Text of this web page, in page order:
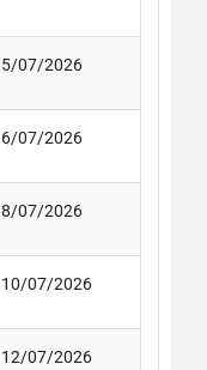
5/07/2026
6/07/2026
8/07/2026
10/07/2026
12/07/2026